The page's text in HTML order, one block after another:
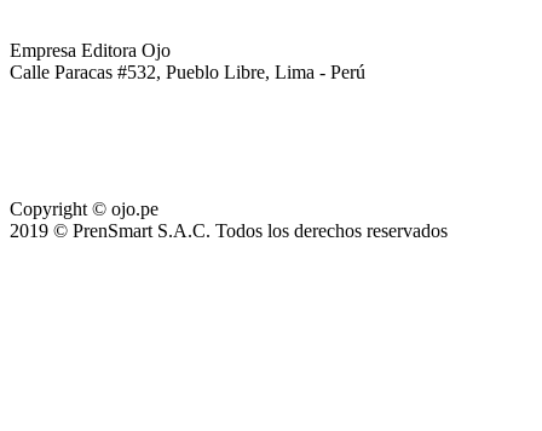
Empresa Editora Ojo
Calle Paracas #532, Pueblo Libre, Lima - Perú
Copyright © ojo.pe
2019 © PrenSmart S.A.C. Todos los derechos reservados